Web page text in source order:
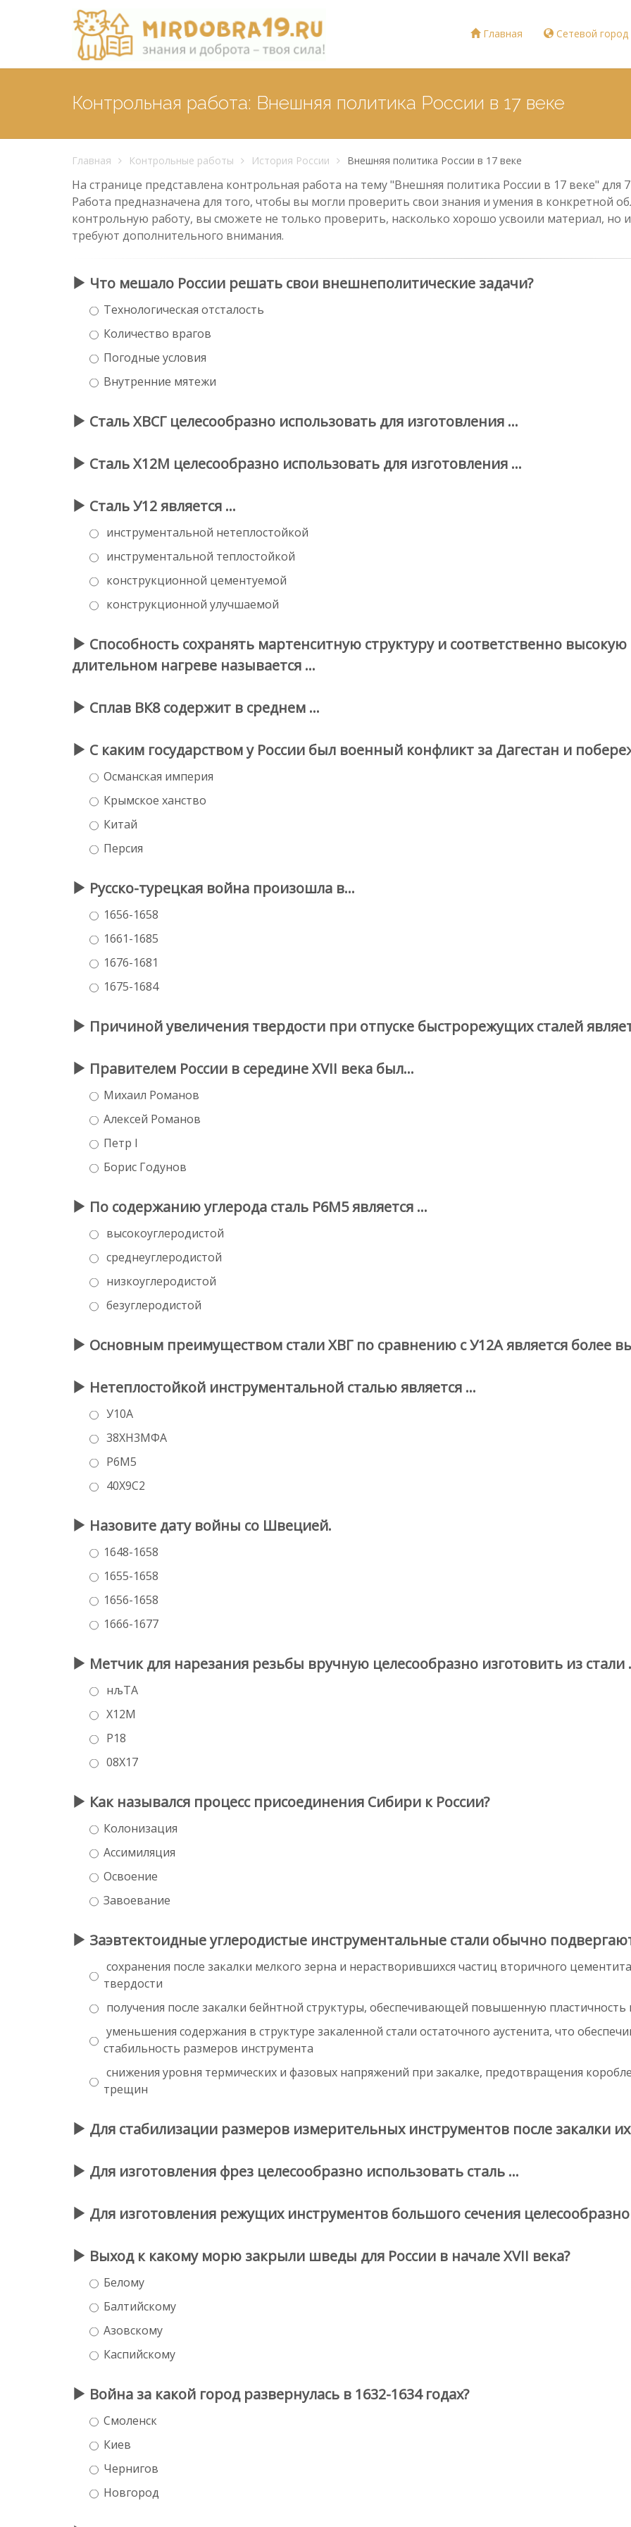
Главная Сетевой город
Контрольная работа: Внешняя политика России в 17 веке
Главная Контрольные работы История России Внешняя политика России в 17 веке
На странице представлена контрольная работа на тему "Внешняя политика России в 17 веке" для
Работа предназначена для того, чтобы вы могли проверить свои знания и умения в конкретной
контрольную работу, вы сможете не только проверить, насколько хорошо усвоили материал, но
требуют дополнительного внимания.
Что мешало России решать свои внешнеполитические задачи?
Технологическая отсталость
Количество врагов
Погодные условия
Внутренние мятежи
Сталь ХВСГ целесообразно использовать для изготовления …
Сталь Х12М целесообразно использовать для изготовления …
Сталь У12 является …
инструментальной нетеплостойкой
инструментальной теплостойкой
конструкционной цементуемой
конструкционной улучшаемой
Способность сохранять мартенситную структуру и соответственно
длительном нагреве называется …
Сплав ВК8 содержит в среднем …
С каким государством у России был военный конфликт за Дагестан и
Османская империя
Крымское ханство
Китай
Персия
Русско-турецкая война произошла в…
1656-1658
1661-1685
1676-1681
1675-1684
Причиной увеличения твердости при отпуске быстрорежущих сталей
Правителем России в середине XVII века был…
Михаил Романов
Алексей Романов
Петр I
Борис Годунов
По содержанию углерода сталь Р6М5 является …
высокоуглеродистой
среднеуглеродистой
низкоуглеродистой
безуглеродистой
Основным преимуществом стали ХВГ по сравнению с У12А является более
Нетеплостойкой инструментальной сталью является …
У10А
38ХН3МФА
Р6М5
40Х9С2
Назовите дату войны со Швецией.
1648-1658
1655-1658
1656-1658
1666-1677
Метчик для нарезания резьбы вручную целесообразно изготовить из стали
нљТА
Х12М
Р18
08Х17
Как назывался процесс присоединения Сибири к России?
Колонизация
Ассимиляция
Освоение
Завоевание
Заэвтектоидные углеродистые инструментальные стали обычно
сохранения после закалки мелкого зерна и нерастворившихся частиц вторичного
твердости
получения после закалки бейнтной структуры, обеспечивающей повышенную пластичность
уменьшения содержания в структуре закаленной стали остаточного аустенита, что
стабильность размеров инструмента
снижения уровня термических и фазовых напряжений при закалке, предотвращения
трещин
Для стабилизации размеров измерительных инструментов после закалки
Для изготовления фрез целесообразно использовать сталь …
Для изготовления режущих инструментов большого сечения
Выход к какому морю закрыли шведы для России в начале XVII века?
Белому
Балтийскому
Азовскому
Каспийскому
Война за какой город развернулась в 1632-1634 годах?
Смоленск
Киев
Чернигов
Новгород